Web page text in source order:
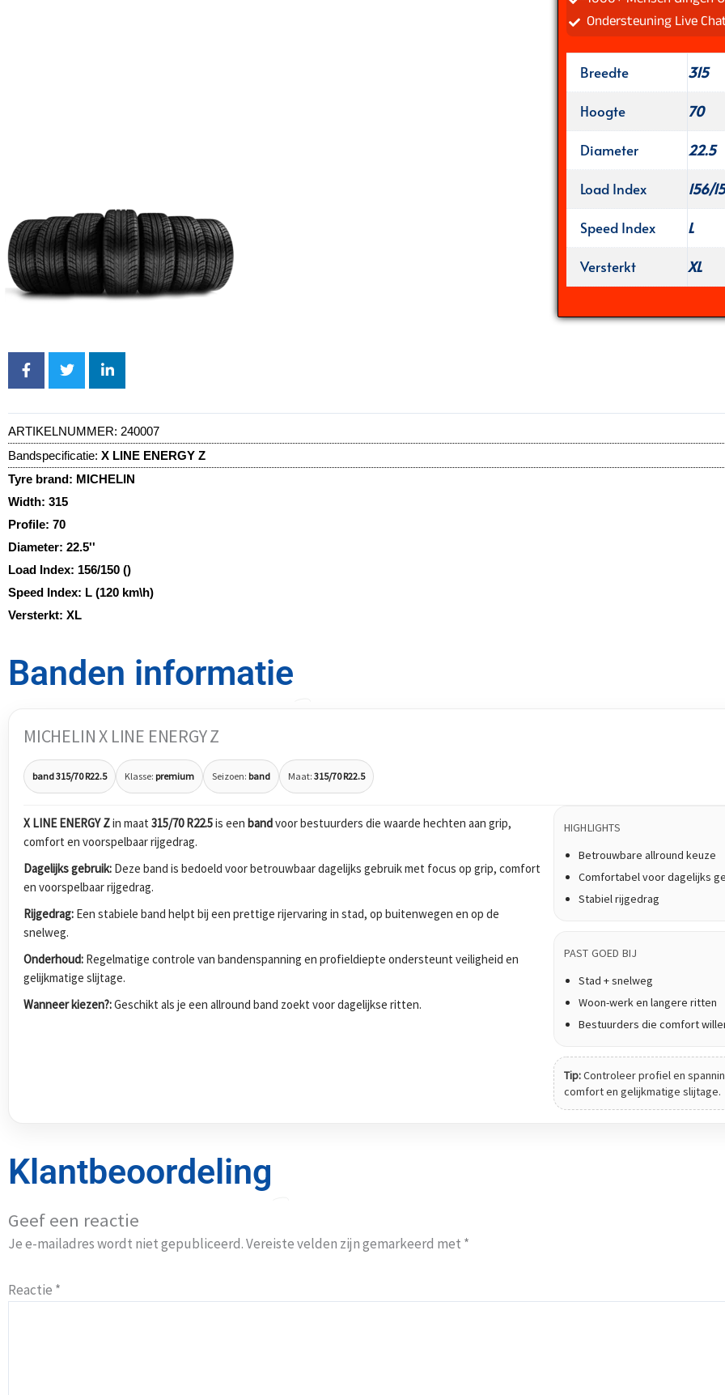
Ondersteuning Live
Breedte
315
Hoogte
70
Diameter
22.5
Load Index
156/
Speed Index
L
Versterkt
XL
ARTIKELNUMMER: 240007
Bandspecificatie: X LINE ENERGY Z
Tyre brand: MICHELIN
Width: 315
Profile: 70
Diameter: 22.5''
Load Index: 156/150 ()
Speed Index: L (120 km\h)
Versterkt: XL
Banden informatie
MICHELIN X LINE ENERGY Z
band 315/70 R22.5 Klasse: premium Seizoen: band Maat: 315/70 R22.5
X LINE ENERGY Zin maat 315/70 R22.5is een bandvoor bestuurders die waarde hechten aan grip,
comfort en voorspelbaar rijgedrag.
Dagelijks gebruik: Deze band is bedoeld voor betrouwbaar dagelijks gebruik met focus op grip, comfort
en voorspelbaar rijgedrag.
Rijgedrag: Een stabiele band helpt bij een prettige rijervaring in stad, op buitenwegen en op de
snelweg.
Onderhoud: Regelmatige controle van bandenspanning en profieldiepte ondersteunt veiligheid en
gelijkmatige slijtage.
Wanneer kiezen?:Geschikt als je een allround band zoekt voor dagelijkse ritten.
HIGHLIGHTS
Betrouwbare allround keuze
Comfortabel voor dagelijks
Stabiel rijgedrag
PAST GOED BIJ
Stad + snelweg
Woon-werk en langere ritten
Bestuurders die comfort
Tip:Controleer profiel en
comfort en gelijkmatige slijtage.
Klantbeoordeling
Geef een reactie
Je e-mailadres wordt niet gepubliceerd.Vereiste velden zijn gemarkeerd met *
Reactie *